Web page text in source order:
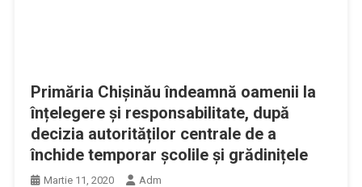
Primăria Chișinău îndeamnă oamenii la
înțelegere și responsabilitate, după
decizia autorităților centrale de a
închide temporar școlile și grădinițele
Martie 11, 2020 Adm